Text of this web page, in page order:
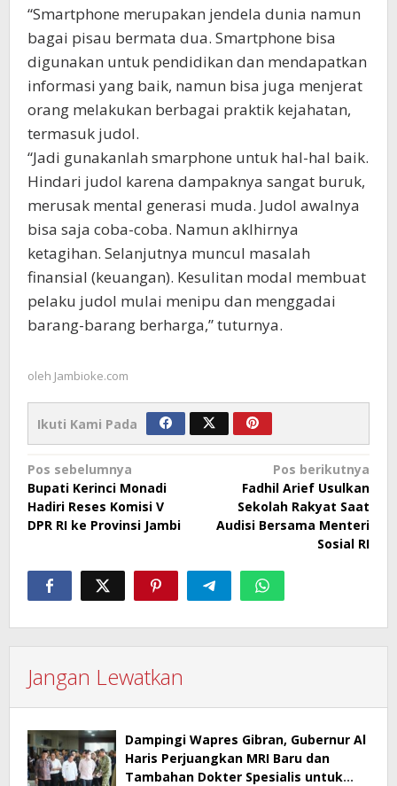
“Smartphone merupakan jendela dunia namun
bagai pisau bermata dua. Smartphone bisa
digunakan untuk pendidikan dan mendapatkan
informasi yang baik, namun bisa juga menjerat
orang melakukan berbagai praktik kejahatan,
termasuk judol.
“Jadi gunakanlah smarphone untuk hal-hal baik.
Hindari judol karena dampaknya sangat buruk,
merusak mental generasi muda. Judol awalnya
bisa saja coba-coba. Namun aklhirnya
ketagihan. Selanjutnya muncul masalah
finansial (keuangan). Kesulitan modal membuat
pelaku judol mulai menipu dan menggadai
barang-barang berharga,” tuturnya.
oleh Jambioke.com
Ikuti Kami Pada
Navigasi
pos
Pos sebelumnya
Bupati Kerinci Monadi
Hadiri Reses Komisi V
DPR RI ke Provinsi Jambi
Pos berikutnya
Fadhil Arief Usulkan
Sekolah Rakyat Saat
Audisi Bersama Menteri
Sosial RI
Jangan Lewatkan
Dampingi Wapres Gibran, Gubernur Al
Haris Perjuangkan MRI Baru dan
Tambahan Dokter Spesialis untuk